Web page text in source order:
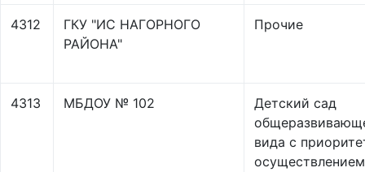
4312
ГКУ "ИС НАГОРНОГО
РАЙОНА"
Прочие
4313 МБДОУ № 102
Детский сад
вида с
осуществлением